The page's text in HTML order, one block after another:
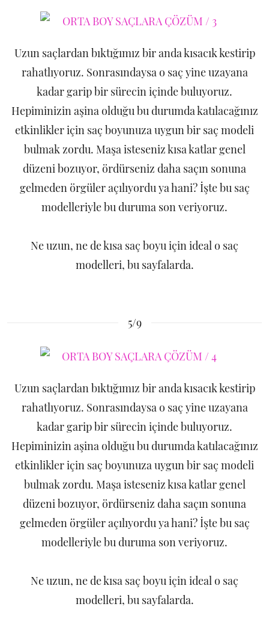
Uzun saçlardan bıktığımız bir anda kısacık kestirip
rahatlıyoruz. Sonrasındaysa o saç yine uzayana
kadar garip bir sürecin içinde buluyoruz.
Hepiminizin aşina olduğu bu durumda katılacağınız
etkinlikler için saç boyunuza uygun bir saç modeli
bulmak zordu. Maşa isteseniz kısa katlar genel
düzeni bozuyor, ördürseniz daha saçın sonuna
gelmeden örgüler açılıyordu ya hani? İşte bu saç
modelleriyle bu duruma son veriyoruz.
Ne uzun, ne de kısa saç boyu için ideal o saç
modelleri, bu sayfalarda.
5/9
Uzun saçlardan bıktığımız bir anda kısacık kestirip
rahatlıyoruz. Sonrasındaysa o saç yine uzayana
kadar garip bir sürecin içinde buluyoruz.
Hepiminizin aşina olduğu bu durumda katılacağınız
etkinlikler için saç boyunuza uygun bir saç modeli
bulmak zordu. Maşa isteseniz kısa katlar genel
düzeni bozuyor, ördürseniz daha saçın sonuna
gelmeden örgüler açılıyordu ya hani? İşte bu saç
modelleriyle bu duruma son veriyoruz.
Ne uzun, ne de kısa saç boyu için ideal o saç
modelleri, bu sayfalarda.